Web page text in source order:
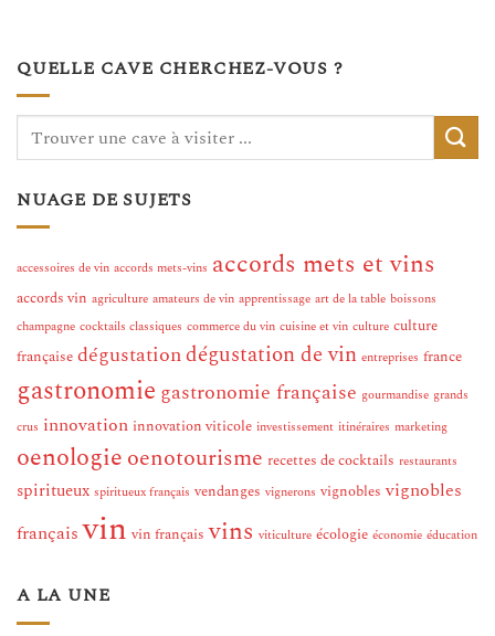
QUELLE CAVE CHERCHEZ-VOUS ?
NUAGE DE SUJETS
accessoires de vin accords mets-vins accords mets et vins
accords vin agriculture amateurs de vin apprentissage art de la table boissons
champagne cocktails classiques commerce du vin cuisine et vin culture culture
française dégustationdégustation de vin entreprises france
gastronomie gastronomie française gourmandise grands
crus innovation innovation viticole investissement itinéraires marketing
oenologie oenotourisme recettes de cocktails restaurants
spiritueux spiritueux français vendanges vignerons vignobles vignobles
français vin vin français vins viticulture écologie économie éducation
A LA UNE